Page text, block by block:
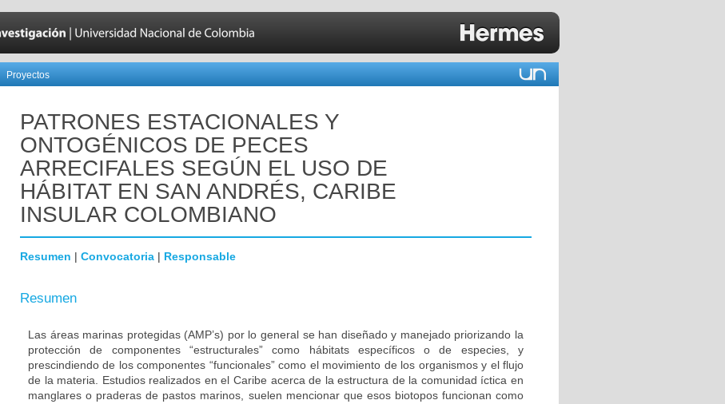
Proyectos
PATRONES ESTACIONALES Y
ONTOGÉNICOS DE PECES
ARRECIFALES SEGÚN EL USO DE
HÁBITAT EN SAN ANDRÉS, CARIBE
INSULAR COLOMBIANO
Resumen | Convocatoria | Responsable
Resumen
Las áreas marinas protegidas (AMP’s) por lo general se han diseñado y manejado priorizando la
protección de componentes “estructurales” como hábitats específicos o de especies, y
prescindiendo de los componentes “funcionales” como el movimiento de los organismos y el flujo
de la materia. Estudios realizados en el Caribe acerca de la estructura de la comunidad íctica en
manglares o praderas de pastos marinos, suelen mencionar que esos biotopos funcionan como